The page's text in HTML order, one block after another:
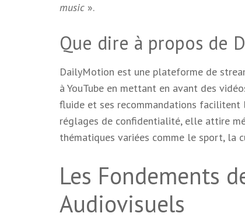
music ».
Que dire à propos de
DailyMotion est une plateforme de
à YouTube en mettant en avant des
fluide et ses recommandations facilitent
réglages de confidentialité, elle attire
thématiques variées comme le sport, la
Les Fondements
Audiovisuels